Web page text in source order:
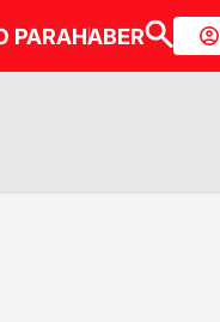
PARAHABER